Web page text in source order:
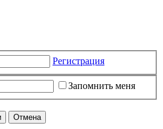
Регистрация
Запомнить меня
Отмена